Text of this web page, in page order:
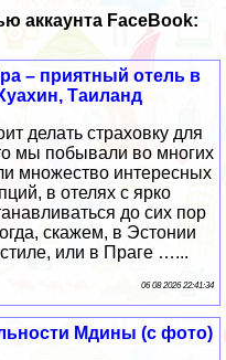
аккаунта FaceBook:
– приятный отель в
Таиланд
делать страховку для
мы побывали во многих
множество интересных
в отелях с ярко
до сих пор
скажем, в Эстонии
или в Праге …...
06 08 2026 22:41:34
Мдины (с фото)